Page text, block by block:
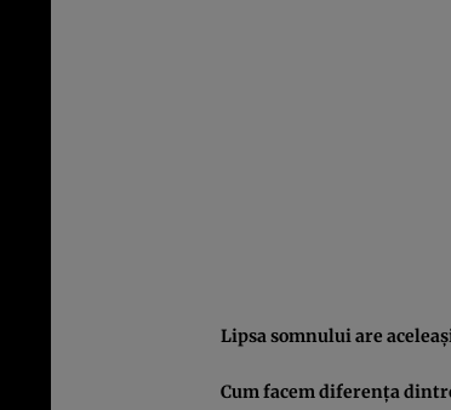
Lipsa somnului are
Cum facem diferenţa